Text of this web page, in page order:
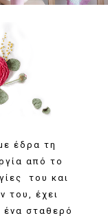
έδρα τη
από το
του και
του, έχει
ένα σταθερό